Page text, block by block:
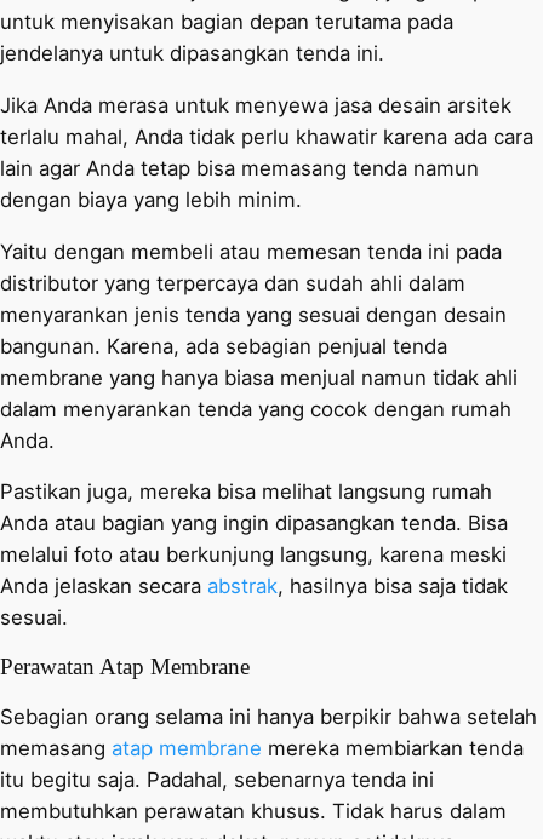
untuk menyisakan bagian depan terutama pada
jendelanya untuk dipasangkan tenda ini.
Jika Anda merasa untuk menyewa jasa desain arsitek
terlalu mahal, Anda tidak perlu khawatir karena ada cara
lain agar Anda tetap bisa memasang tenda namun
dengan biaya yang lebih minim.
Yaitu dengan membeli atau memesan tenda ini pada
distributor yang terpercaya dan sudah ahli dalam
menyarankan jenis tenda yang sesuai dengan desain
bangunan. Karena, ada sebagian penjual tenda
membrane yang hanya biasa menjual namun tidak ahli
dalam menyarankan tenda yang cocok dengan rumah
Anda.
Pastikan juga, mereka bisa melihat langsung rumah
Anda atau bagian yang ingin dipasangkan tenda. Bisa
melalui foto atau berkunjung langsung, karena meski
Anda jelaskan secara abstrak, hasilnya bisa saja tidak
sesuai.
Perawatan Atap Membrane
Sebagian orang selama ini hanya berpikir bahwa setelah
memasang atap membrane mereka membiarkan tenda
itu begitu saja. Padahal, sebenarnya tenda ini
membutuhkan perawatan khusus. Tidak harus dalam